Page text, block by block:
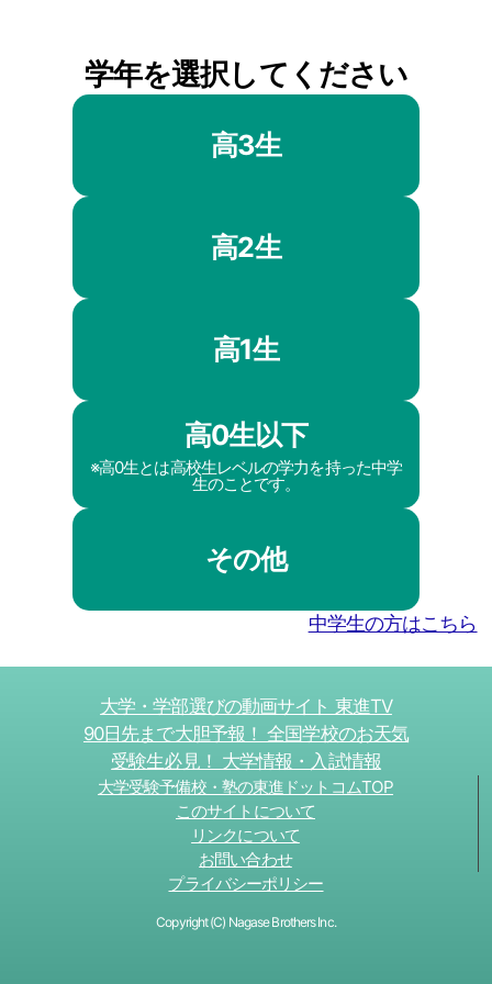
学年を選択してください
高3生
高2生
高1生
高0生以下
※高0生とは高校生レベルの学力を持った中学
生のことです。
その他
中学生の方はこちら
大学・学部選びの動画サイト 東進TV
90日先まで大胆予報！ 全国学校のお天気
受験生必見！ 大学情報・入試情報
大学受験予備校・塾の東進ドットコムTOP
このサイトについて
リンクについて
お問い合わせ
プライバシーポリシー
Copyright (C) Nagase Brothers Inc.